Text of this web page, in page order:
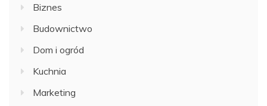
Biznes
Budownictwo
Dom i ogród
Kuchnia
Marketing